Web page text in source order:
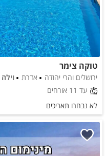
טוקה צימר
ירושלים והרי יהודה אדרת
וילה 2 חדרים
עד 11 אורחים
לא נבחרו תאריכים